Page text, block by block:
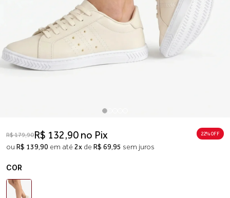
R$ 179,90R$ 132,90 no Pix
ou R$ 139,90 em até 2x de R$ 69,95 sem juros
22% 0FF
COR